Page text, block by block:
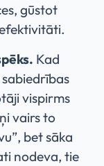
gūstot
Kad
vispirms
vairs to
bet sāka
nodeva, tie